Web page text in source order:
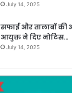
July 14, 2025
सफाई और तालाबों की
आयुक्त ने दिए नोटिस…
July 14, 2025